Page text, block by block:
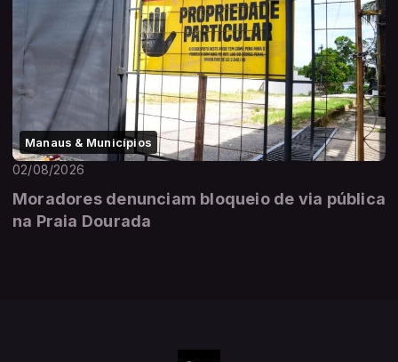
Manaus & Municípios
02/08/2026
Moradores denunciam bloqueio de via pública
na Praia Dourada